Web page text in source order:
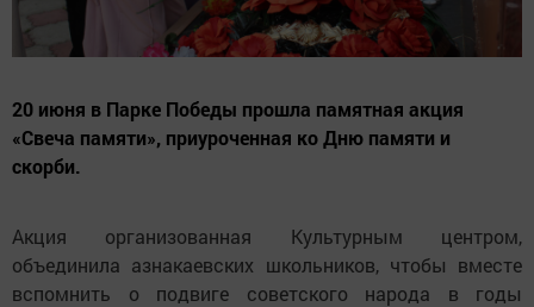
20 июня в Парке Победы прошла памятная акция
«Свеча памяти», приуроченная ко Дню памяти и
скорби.
Акция организованная Культурным центром,
объединила азнакаевских школьников, чтобы вместе
вспомнить о подвиге советского народа в годы